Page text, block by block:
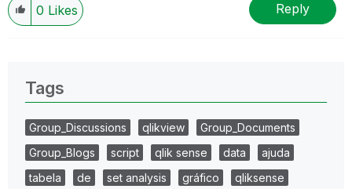
0 Likes Reply
Tags
Group_Discussions qlikview
Group_Documents
Group_Blogs
script qlik sense data
ajuda
tabela
de set analysis gráfico
qliksense